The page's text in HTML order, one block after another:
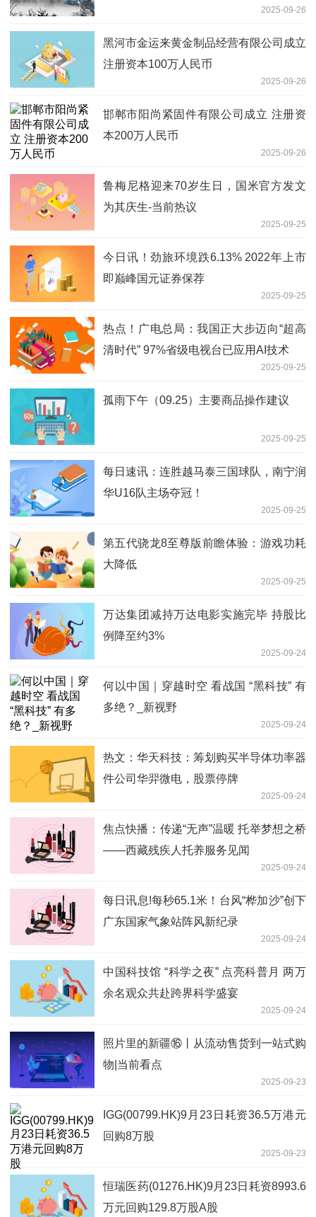
2025-09-26
黑河市金运来黄金制品经营有限公司成立
注册资本100万人民币
2025-09-26
邯郸市阳尚紧固件有限公司成立 注册资
本200万人民币
2025-09-26
鲁梅尼格迎来70岁生日，国米官方发文
为其庆生-当前热议
2025-09-25
今日讯！劲旅环境跌6.13% 2022年上市
即巅峰国元证券保荐
2025-09-25
热点！广电总局：我国正大步迈向“超高
清时代” 97%省级电视台已应用AI技术
2025-09-25
孤雨下午（09.25）主要商品操作建议
2025-09-25
每日速讯：连胜越马泰三国球队，南宁润
华U16队主场夺冠！
2025-09-25
第五代骁龙8至尊版前瞻体验：游戏功耗
大降低
2025-09-25
万达集团减持万达电影实施完毕 持股比
例降至约3%
2025-09-24
何以中国｜穿越时空 看战国 “黑科技” 有
多绝？_新视野
2025-09-24
热文：华天科技：筹划购买半导体功率器
件公司华羿微电，股票停牌
2025-09-24
焦点快播：传递“无声”温暖 托举梦想之桥
——西藏残疾人托养服务见闻
2025-09-24
每日讯息!每秒65.1米！台风“桦加沙”创下
广东国家气象站阵风新纪录
2025-09-24
中国科技馆 “科学之夜” 点亮科普月 两万
余名观众共赴跨界科学盛宴
2025-09-24
照片里的新疆⑯丨从流动售货到一站式购
物|当前看点
2025-09-23
IGG(00799.HK)9月23日耗资36.5万港元
回购8万股
2025-09-23
恒瑞医药(01276.HK)9月23日耗资8993.6
万元回购129.8万股A股